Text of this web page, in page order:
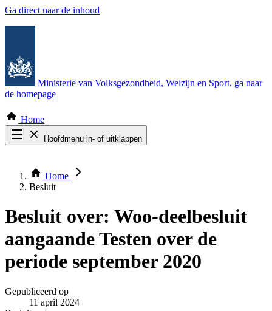
Ga direct naar de inhoud
Ministerie van Volksgezondheid, Welzijn en Sport, ga naar
de homepage
Home
Hoofdmenu in- of uitklappen
Thema COVID-19
Bekijk per bestuursorgaan
Home
Besluit
Besluit over: Woo-deelbesluit
aangaande Testen over de
periode september 2020
Gepubliceerd op
11 april 2024